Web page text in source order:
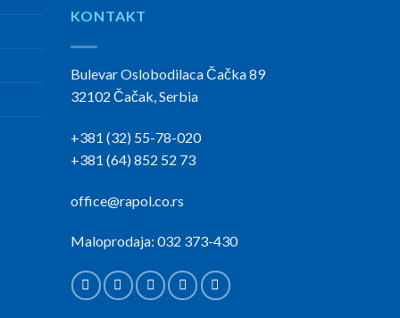
KONTAKT
Bulevar Oslobodilaca Čačka 89
32102 Čačak, Serbia
+381 (32) 55-78-020
+381 (64) 852 52 73
office@rapol.co.rs
Maloprodaja: 032 373-430